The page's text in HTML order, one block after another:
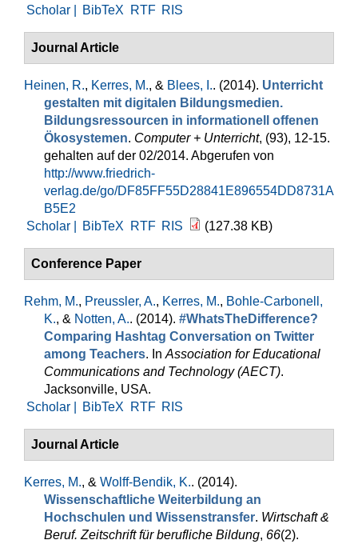
Scholar |
BibTeX RTF RIS
Journal Article
Heinen, R., Kerres, M., & Blees, I.. (2014). Unterricht
gestalten mit digitalen Bildungsmedien.
Bildungsressourcen in informationell offenen
Ökosystemen. Computer + Unterricht, (93), 12-15.
gehalten auf der 02/2014. Abgerufen von
http://www.friedrich-
verlag.de/go/DF85FF55D28841E896554DD8731A
B5E2
Scholar |
BibTeX RTF RIS (127.38 KB)
Conference Paper
Rehm, M., Preussler, A., Kerres, M., Bohle-Carbonell,
K., & Notten, A.. (2014). #WhatsTheDifference?
Comparing Hashtag Conversation on Twitter
among Teachers. In Association for Educational
Communications and Technology (AECT).
Jacksonville, USA.
Scholar |
BibTeX RTF RIS
Journal Article
Kerres, M., & Wolff-Bendik, K.. (2014).
Wissenschaftliche Weiterbildung an
Hochschulen und Wissenstransfer. Wirtschaft &
Beruf. Zeitschrift für berufliche Bildung, 66(2).